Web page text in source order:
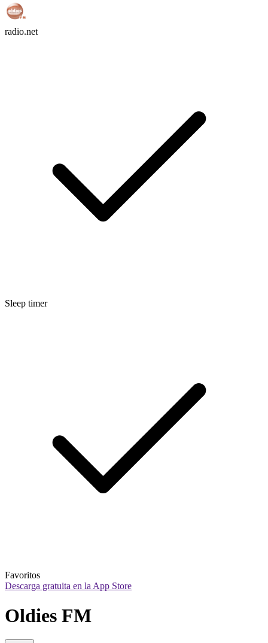
radio.net
Sleep timer
Favoritos
Descarga gratuita en la App Store
Oldies FM